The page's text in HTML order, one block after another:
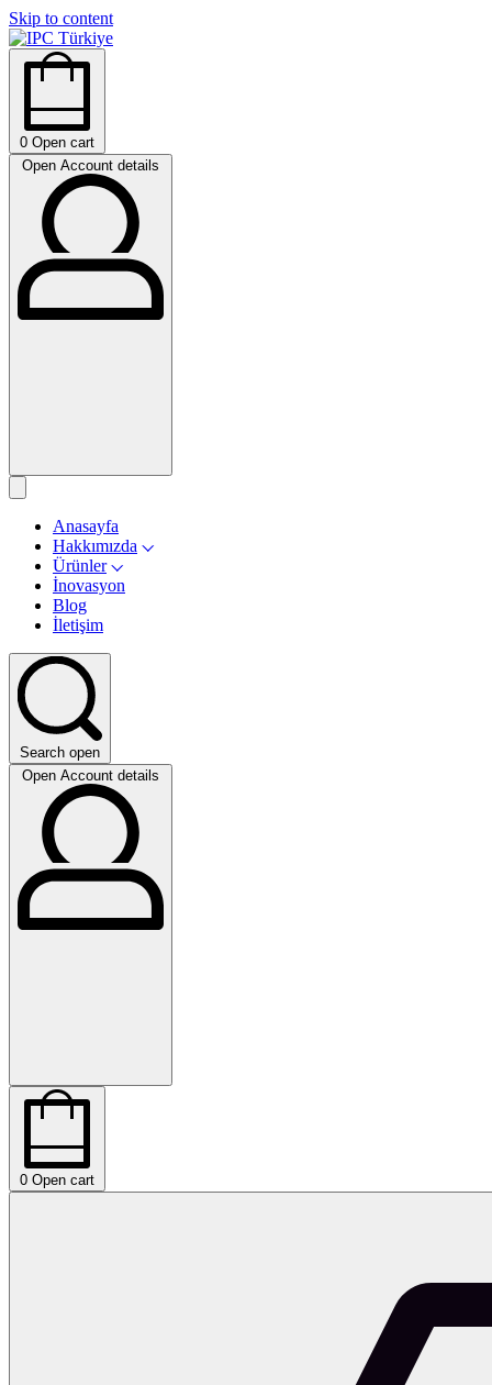
Skip to content
0 Open cart
Open Account details
Anasayfa
Hakkımızda
Ürünler
İnovasyon
Blog
İletişim
Search open
Open Account details
0 Open cart